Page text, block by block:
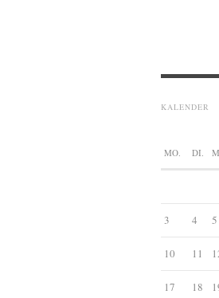
KALENDER
MO. DI.
3 4 5
10 11
17 18